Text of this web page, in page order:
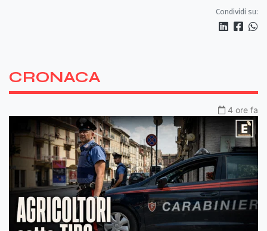
Condividi su:
CRONACA
4 ore fa